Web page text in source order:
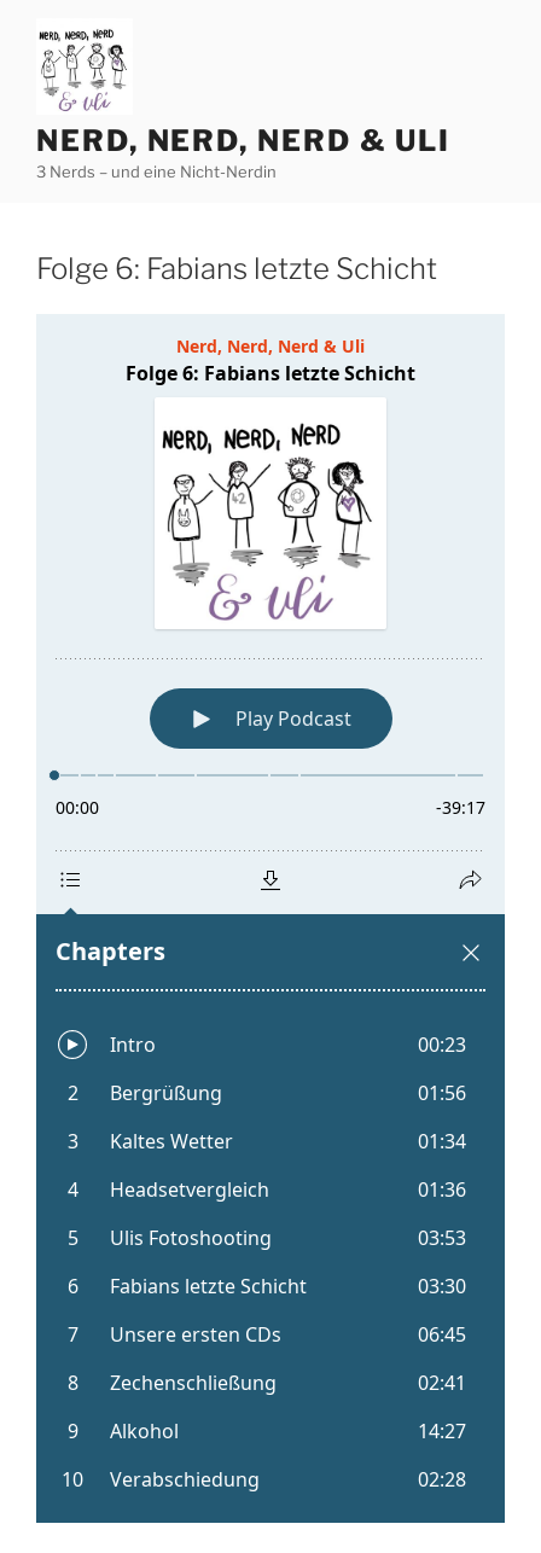
Inhalt
springen
NERD, NERD, NERD & ULI
3 Nerds – und eine Nicht-Nerdin
Folge 6: Fabians letzte Schicht